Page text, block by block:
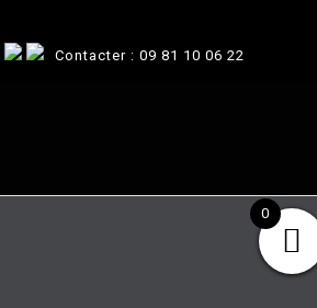
Contacter : 09 81 10 06 22
0